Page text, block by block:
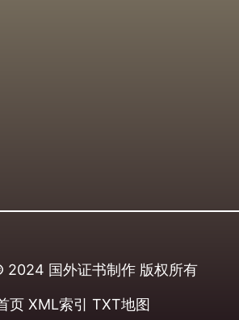
2024 国外证书制作 版权所有
页 XML索引 TXT地图